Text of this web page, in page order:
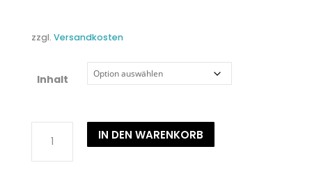
zzgl. Versandkosten
Inhalt
Zlements
Nitro+
IN DEN WARENKORB